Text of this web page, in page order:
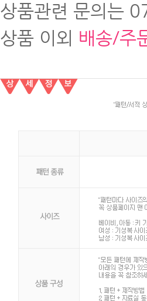
상품관련 문의는
상품 이외 배송/주